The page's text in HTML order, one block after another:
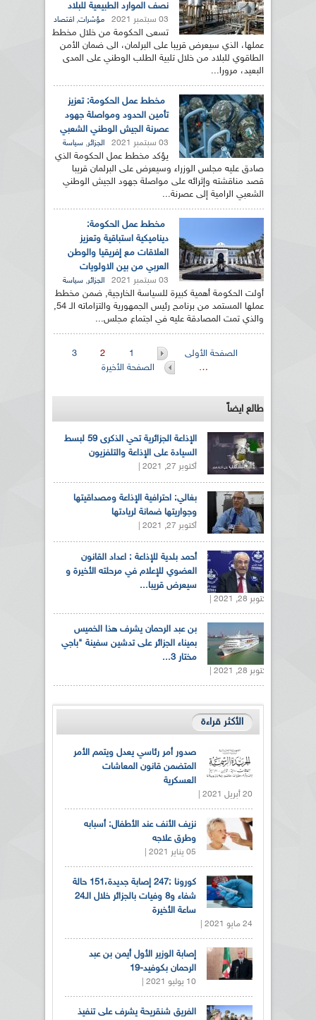
نصف الموارد الطبيعية للبلاد
03 سبتمبر 2021 مؤشرات, اقتصاد
تسعى الحكومة من خلال مخطط
عملها، الذي سيعرض قريبا على البرلمان، الى ضمان الأمن
الطاقوي للبلاد من خلال تلبية الطلب الوطني على المدى
البعيد، مرورا...
مخطط عمل الحكومة: تعزيز
تأمين الحدود ومواصلة جهود
عصرنة الجيش الوطني الشعبي
03 سبتمبر 2021 الجزائر, سياسة
يؤكد مخطط عمل الحكومة الذي
صادق عليه مجلس الوزراء وسيعرض على البرلمان قريبا
قصد مناقشته وإثرائه على مواصلة جهود الجيش الوطني
الشعبي الرامية إلى عصرنة...
مخطط عمل الحكومة:
ديناميكية استباقية وتعزيز
العلاقات مع إفريقيا والوطن
العربي من بين الاولويات
03 سبتمبر 2021 الجزائر, سياسة
أولت الحكومة أهمية كبيرة للسياسة الخارجية, ضمن مخطط
عملها المستمد من برنامج رئيس الجمهورية والتزاماته الـ 54,
والذي تمت المصادقة عليه في اجتماع مجلس...
الصفحات
الصفحة الأولى 1
2
3
…
الصفحة الأخيرة
طالع ايضاً
الإذاعة الجزائرية تحي الذكرى 59 لبسط
السيادة على الإذاعة والتلفزيون
أكتوبر 27, 2021 |
بغالي: احترافية الإذاعة ومصداقيتها
وجواريتها ضمانة لريادتها
أكتوبر 27, 2021 |
أحمد بلدية للإذاعة : اعداد القانون
العضوي للإعلام في مرحلته الأخيرة و
سيعرض قريبا...
أكتوبر 28, 2021 |
بن عبد الرحمان يشرف هذا الخميس
بميناء الجزائر على تدشين سفينة "باجي
مختار 3...
أكتوبر 28, 2021 |
الأكثر قراءة
صدور أمر رئاسي يعدل ويتمم الأمر
المتضمن قانون المعاشات
العسكرية
20 أبريل 2021 |
نزيف الأنف عند الأطفال: أسبابه
وطرق علاجه
05 يناير 2021 |
كورونا :247 إصابة جديدة،151 حالة
شفاء و8 وفيات بالجزائر خلال الـ24
ساعة الأخيرة
24 مايو 2021 |
إصابة الوزير الأول أيمن بن عبد
الرحمان بكوفيد-19
10 يوليو 2021 |
الفريق شنقريحة يشرف على تنفيذ